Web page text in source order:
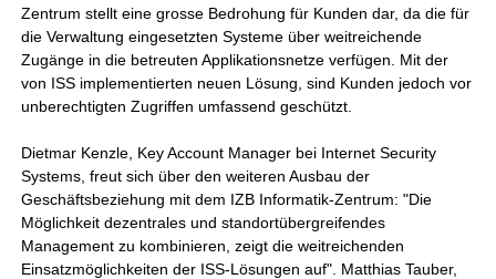
Zentrum stellt eine grosse Bedrohung für Kunden dar, da die für
die Verwaltung eingesetzten Systeme über weitreichende
Zugänge in die betreuten Applikationsnetze verfügen. Mit der
von ISS implementierten neuen Lösung, sind Kunden jedoch vor
unberechtigten Zugriffen umfassend geschützt.
Dietmar Kenzle, Key Account Manager bei Internet Security
Systems, freut sich über den weiteren Ausbau der
Geschäftsbeziehung mit dem IZB Informatik-Zentrum: "Die
Möglichkeit dezentrales und standortübergreifendes
Management zu kombinieren, zeigt die weitreichenden
Einsatzmöglichkeiten der ISS-Lösungen auf". Matthias Tauber,